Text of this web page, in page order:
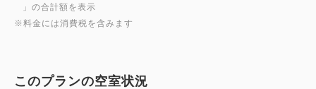
」の合計額を表示
※料金には消費税を含みます
このプランの空室状況